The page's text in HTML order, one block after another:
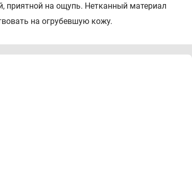
на ощупь. Нетканный материал
на огрубевшую кожу.